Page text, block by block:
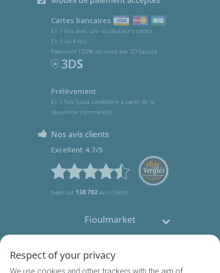
Cartes bancaires
En 1 fois avec une ou plusieurs cartes
En 3 ou 4 fois
Paiement 100% sécurisé par 3D Secure
Prélèvement
En 1 fois (sous conditions à partir de la
deuxième commande)
Nos avis clients
Excellent 4.7/5
basé sur 138 782avis clients
Fioulmarket
Respect of your privacy